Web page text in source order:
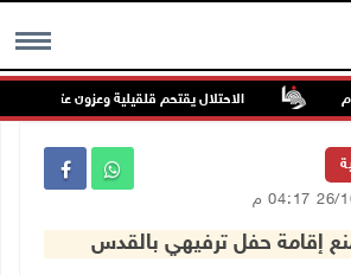
MENU
الاحتلال يقتحم قلقيلية وعزون عتمة وبيت
إقامة حفل ترفيهي بالقدس